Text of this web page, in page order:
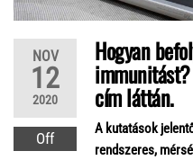
NOV
12
2020
Off
Hogyan
cím láttán.
A kutatások
rendszeres,